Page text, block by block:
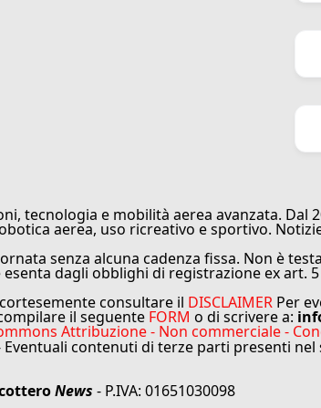
tecnologia e mobilità aerea avanzata. Dal
aerea, uso ricreativo e sportivo.
senza alcuna cadenza fissa. Non è
dagli obblighi di registrazione ex art.
consultare il DISCLAIMER Per
il seguente FORM o di scrivere a:
Attribuzione - Non commerciale -
contenuti di terze parti presenti
News - P.IVA: 01651030098